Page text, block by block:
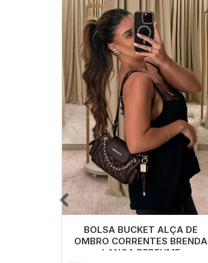
BOLSA BUCKET ALÇA DE
OMBRO CORRENTES BRENDA
LANÇA PERFUME